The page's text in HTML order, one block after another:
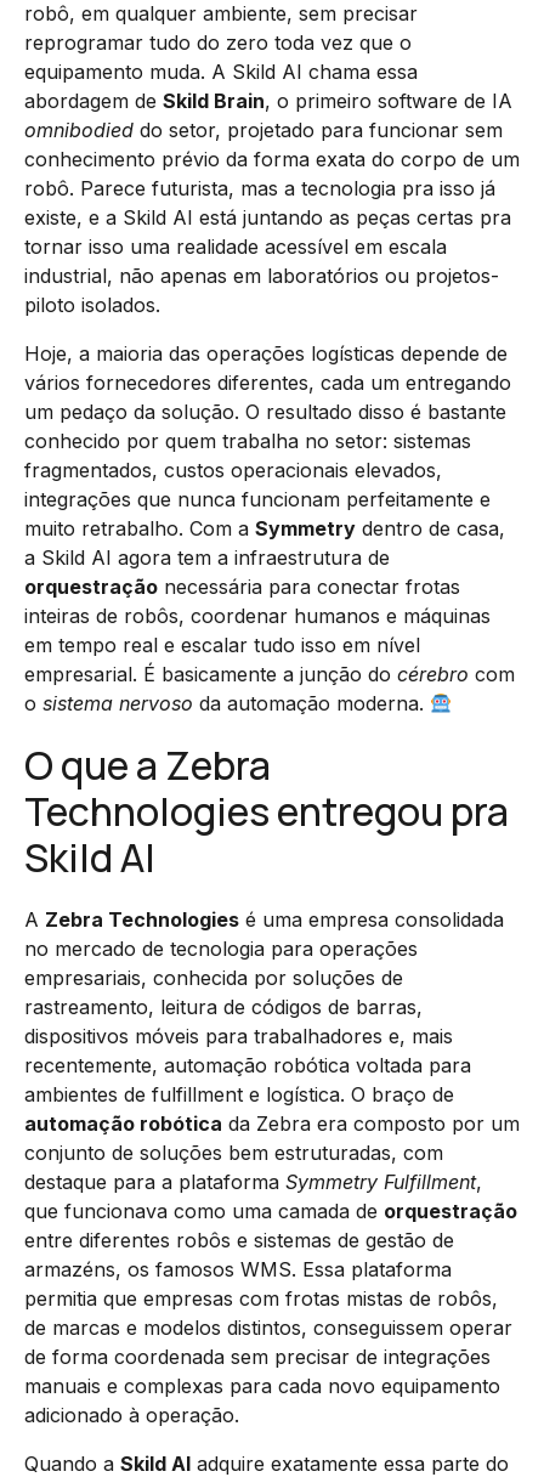
robô, em qualquer ambiente, sem precisar
reprogramar tudo do zero toda vez que o
equipamento muda. A Skild AI chama essa
abordagem de Skild Brain, o primeiro software de IA
omnibodied do setor, projetado para funcionar sem
conhecimento prévio da forma exata do corpo de um
robô. Parece futurista, mas a tecnologia pra isso já
existe, e a Skild AI está juntando as peças certas pra
tornar isso uma realidade acessível em escala
industrial, não apenas em laboratórios ou projetos-
piloto isolados.
Hoje, a maioria das operações logísticas depende de
vários fornecedores diferentes, cada um entregando
um pedaço da solução. O resultado disso é bastante
conhecido por quem trabalha no setor: sistemas
fragmentados, custos operacionais elevados,
integrações que nunca funcionam perfeitamente e
muito retrabalho. Com a Symmetry dentro de casa,
a Skild AI agora tem a infraestrutura de
orquestração necessária para conectar frotas
inteiras de robôs, coordenar humanos e máquinas
em tempo real e escalar tudo isso em nível
empresarial. É basicamente a junção do cérebro com
o sistema nervoso da automação moderna.
O que a Zebra
Technologies entregou pra
Skild AI
A Zebra Technologies é uma empresa consolidada
no mercado de tecnologia para operações
empresariais, conhecida por soluções de
rastreamento, leitura de códigos de barras,
dispositivos móveis para trabalhadores e, mais
recentemente, automação robótica voltada para
ambientes de fulfillment e logística. O braço de
automação robótica da Zebra era composto por um
conjunto de soluções bem estruturadas, com
destaque para a plataforma Symmetry Fulfillment,
que funcionava como uma camada de orquestração
entre diferentes robôs e sistemas de gestão de
armazéns, os famosos WMS. Essa plataforma
permitia que empresas com frotas mistas de robôs,
de marcas e modelos distintos, conseguissem operar
de forma coordenada sem precisar de integrações
manuais e complexas para cada novo equipamento
adicionado à operação.
Quando a Skild AI adquire exatamente essa parte do